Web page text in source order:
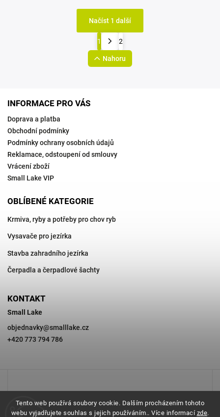
Tento web používá soubory cookie. Dalším procházením tohoto
webu vyjadřujete souhlas s jejich používáním.. Více informací zde.
Načíst 1 další
1 2
Nahoru
INFORMACE PRO VÁS
Doprava a platba
Obchodní podmínky
Podmínky ochrany osobních údajů
Reklamace, odstoupení od smlouvy
Vrácení zboží
Small Lake VIP
OBLÍBENÉ KATEGORIE
Krmiva, ryby a potřeby pro chov ryb
Vysavače pro jezírka
Stavba zahradního jezírka
Čerpadla a čerpadlové šachty
KONTAKT
Small Lake
objednavky@smalllake.cz
+420 773 794 786